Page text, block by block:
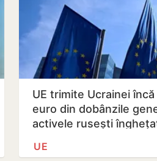
UE trimite Ucrainei
euro din dobânzile
activele rusești
UE